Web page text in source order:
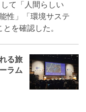
て「人間らしい
性」「環境サステ
を確認した。
る旅
ラム